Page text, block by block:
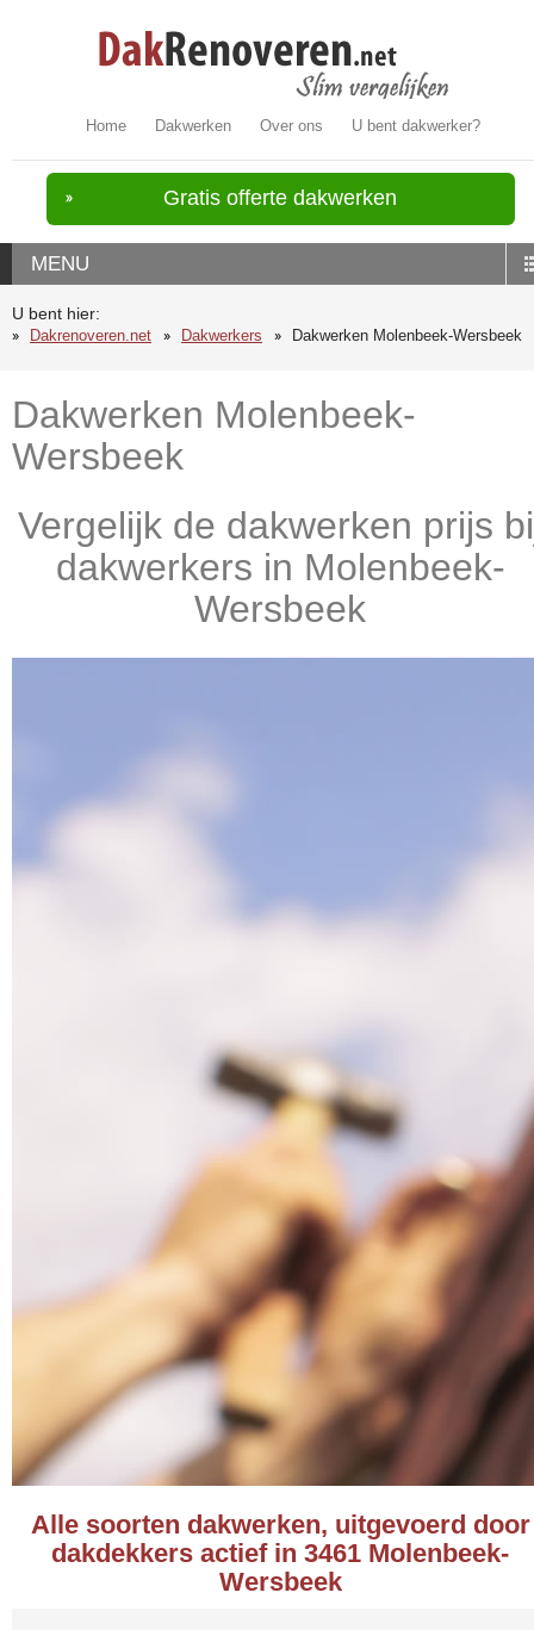
Home Dakwerken Over ons U bent dakwerker?
Gratis offerte dakwerken
MENU
U bent hier:
Dakrenoveren.net
Dakwerkers Dakwerken Molenbeek-Wersbeek
Dakwerken Molenbeek-
Wersbeek
Vergelijk de dakwerken prijs
dakwerkers in Molenbeek-
Wersbeek
Alle soorten dakwerken, uitgevoerd door
dakdekkers actief in 3461 Molenbeek-
Wersbeek